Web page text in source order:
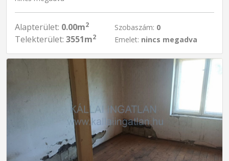
Alapterület: 0.00m2
Telekterület: 3551m2
Szobaszám: 0
Emelet: nincs megadva